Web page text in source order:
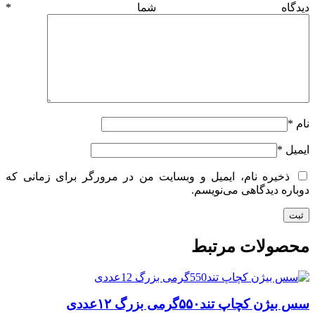
دیدگاه شما *
نام *
ایمیل *
ذخیره نام، ایمیل و وبسایت من در مرورگر برای زمانی که
دوباره دیدگاهی می‌نویسم.
محصولات مرتبط
سس بیژن کچاپ تند۵۵۰گرمی بزرگ ۱۲عددی